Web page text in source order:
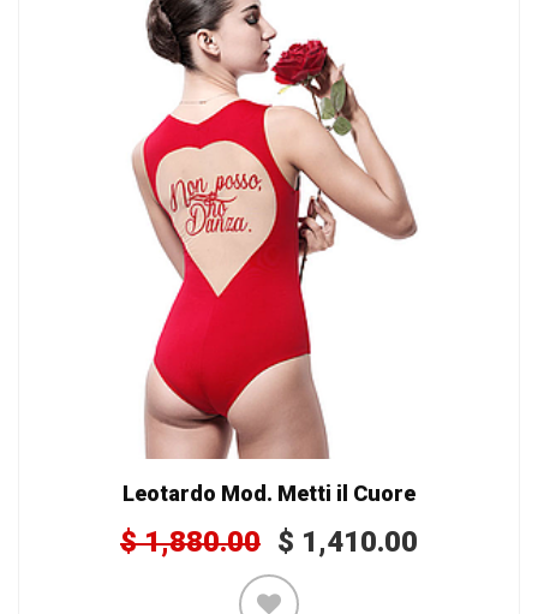
Leotardo Mod. Metti il Cuore
$1,880.00 $ 1,410.00